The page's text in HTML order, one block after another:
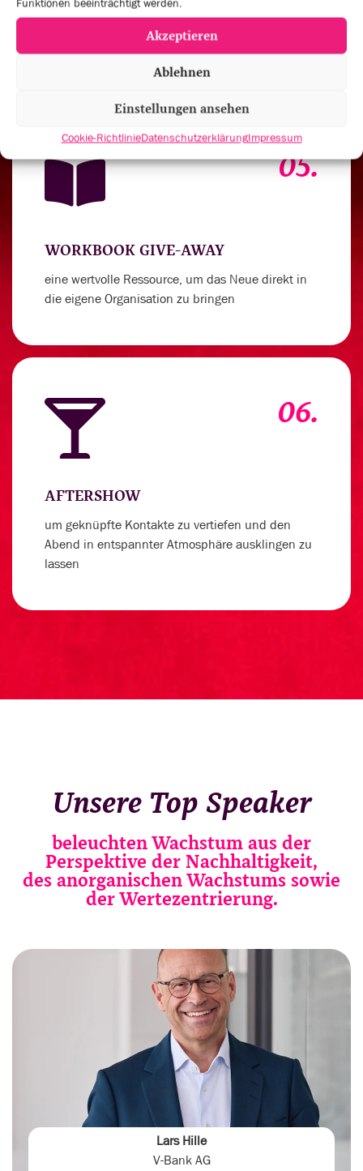
Akzeptieren
Ablehnen
Einstellungen ansehen
Cookie-RichtlinieDatenschutzerklärungImpressum
Leistungen anzukurbeln
05.
WORKBOOK GIVE-AWAY
eine wertvolle Ressource, um das Neue direkt in
die eigene Organisation zu bringen
06.
AFTERSHOW
um geknüpfte Kontakte zu vertiefen und den
Abend in entspannter Atmosphäre ausklingen zu
lassen
Unsere Top Speaker
beleuchten Wachstum aus der
Perspektive der Nachhaltigkeit,
des anorganischen Wachstums sowie
der Wertezentrierung.
Lars Hille
V-Bank AG